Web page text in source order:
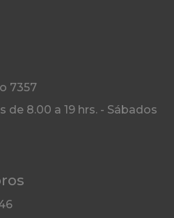
7357
de 8.00 a 19 hrs. - Sábados